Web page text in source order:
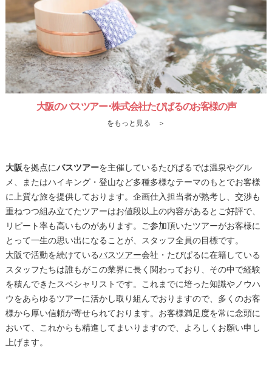
大阪のバスツアー･株式会社たびぱるのお客様の声
をもっと見る ＞
大阪を拠点にバスツアーを主催しているたびぱるでは温泉やグル
メ、またはハイキング・登山など多種多様なテーマのもとでお客様
に上質な旅を提供しております。企画仕入担当者が熟考し、交渉も
重ねつつ組み立てたツアーはお値段以上の内容があるとご好評で、
リピート率も高いものがあります。ご参加頂いたツアーがお客様に
とって一生の思い出になることが、スタッフ全員の目標です。
大阪で活動を続けているバスツアー会社・たびぱるに在籍している
スタッフたちは誰もがこの業界に長く関わっており、その中で経験
を積んできたスペシャリストです。これまでに培った知識やノウハ
ウをあらゆるツアーに活かし取り組んでおりますので、多くのお客
様から厚い信頼が寄せられております。お客様満足度を常に念頭に
おいて、これからも精進してまいりますので、よろしくお願い申し
上げます。